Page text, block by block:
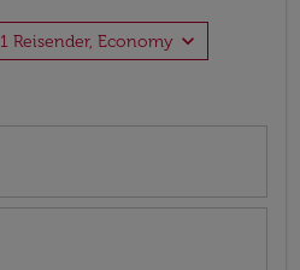
1 Reisender, Economy expand_more